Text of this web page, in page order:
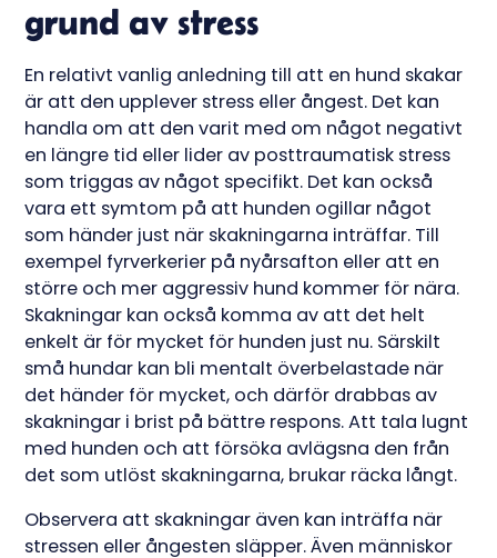
grund av stress
En relativt vanlig anledning till att en hund skakar
är att den upplever stress eller ångest. Det kan
handla om att den varit med om något negativt
en längre tid eller lider av posttraumatisk stress
som triggas av något specifikt. Det kan också
vara ett symtom på att hunden ogillar något
som händer just när skakningarna inträffar. Till
exempel fyrverkerier på nyårsafton eller att en
större och mer aggressiv hund kommer för nära.
Skakningar kan också komma av att det helt
enkelt är för mycket för hunden just nu. Särskilt
små hundar kan bli mentalt överbelastade när
det händer för mycket, och därför drabbas av
skakningar i brist på bättre respons. Att tala lugnt
med hunden och att försöka avlägsna den från
det som utlöst skakningarna, brukar räcka långt.
Observera att skakningar även kan inträffa när
stressen eller ångesten släpper. Även människor